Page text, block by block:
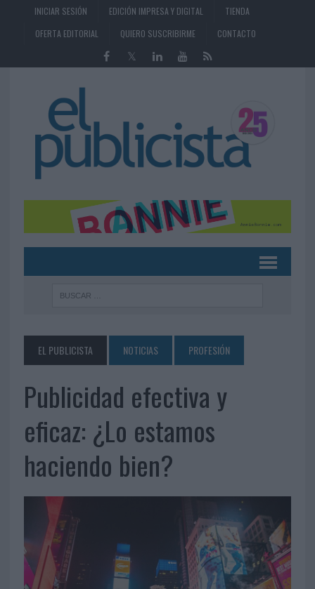
INICIAR SESIÓN EDICIÓN IMPRESA Y DIGITAL
TIENDA
OFERTA EDITORIAL
QUIERO SUSCRIBIRME CONTACTO
EL PUBLICISTA NOTICIAS PROFESIÓN
Publicidad efectiva y
eficaz: ¿Lo estamos
haciendo bien?